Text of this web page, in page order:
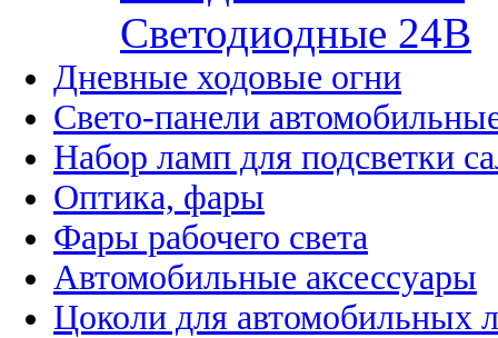
Cветодиодные 24B
Дневные ходовые огни
Свето-панели
Набор ламп для подсветки
Оптика, фары
Фары рабочего света
Автомобильные аксессуары
Цоколи для автомобильных